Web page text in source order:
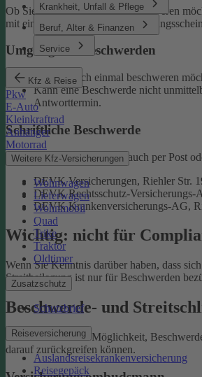
Krankheit, Unfall & Pflege
Beruf, Alter & Finanzen
Service
Kfz & Reise
Pkw
E-Auto
Kleinkraftrad
Anhänger
Motorrad
Weitere Kfz-Versicherungen
Wohnwagen
Lieferwagen
Wohnmobil
Quad
Trike
Traktor
Oldtimer
Zusatzschutz
Schutzbrief
Reiseversicherung
Auslandsreisekrankenversicherung
Reisegepäck
Ob Sie uns loben oder sich beschweren
mit einer Schaden- oder
Umgang mit Beschwerden
Falls Sie sich einmal beschweren
Kann eine Beschwerde nicht
Antworttermin.
Schriftliche Beschwerde
Natürlich erreichen Sie uns auch per Post
DEVK Versicherungen, Riehler Str.
DEVK Rechtsschutz-
DEVK Krankenversicherungs-AG,
Wichtig: nicht für
Wenn Sie Kenntnis darüber haben, dass
Streitbeilegung ist nur für Beschwerden
Beschwerde- und
Sie haben auch die Möglichkeit,
darauf zurückgreifen können.